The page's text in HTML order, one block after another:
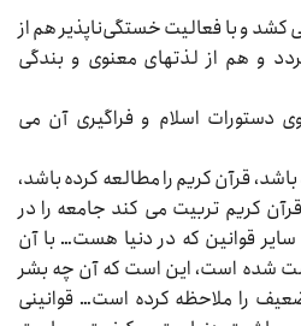
کشد و با فعالیت خستگی‌ناپذیر هم از
و هم از لذتهای معنوی و بندگی
دستورات اسلام و فراگیری آن می‌‌‌
قرآن کریم را مطالعه کرده باشد،
کریم تربیت می‌‌‌ کند جامعه را در
قوانین که در دنیا هست… با آن
شده است، این است که آن چه بشر
را ملاحظه کرده است… قوانینی